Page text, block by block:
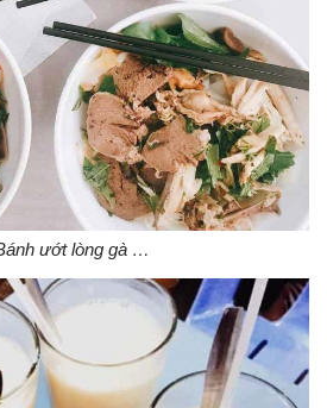
ướt lòng gà …